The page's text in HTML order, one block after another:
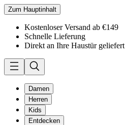
Zum Hauptinhalt
Kostenloser Versand ab €149
Schnelle Lieferung
Direkt an Ihre Haustür geliefert
Damen
Herren
Kids
Entdecken